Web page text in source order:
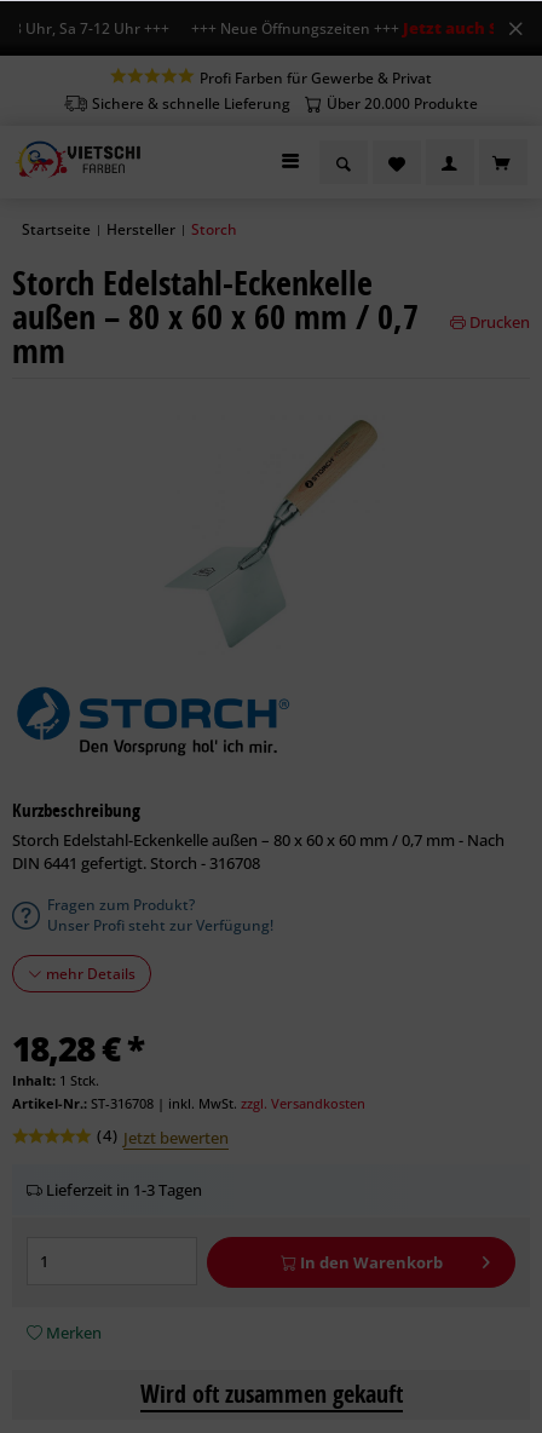
Uhr, Sa 7-12 Uhr +++ +++ Neue Öffnungszeiten +++Jetzt auch Sa
Profi Farben für Gewerbe & Privat
Sichere & schnelle Lieferung
Über 20.000 Produkte
Startseite | Hersteller | Storch
Storch Edelstahl-Eckenkelle
außen – 80 x 60 x 60 mm / 0,7
mm
Drucken
Kurzbeschreibung
Storch Edelstahl-Eckenkelle außen – 80 x 60 x 60 mm / 0,7 mm - Nach
DIN 6441 gefertigt. Storch - 316708
Fragen zum Produkt?
Unser Profi steht zur Verfügung!
mehr Details
18,28 € *
Inhalt: 1 Stck.
Artikel-Nr.: ST-316708 | inkl. MwSt. zzgl. Versandkosten
(4) Jetzt bewerten
Lieferzeit in 1-3 Tagen
In den Warenkorb
Merken
Wird oft zusammen gekauft